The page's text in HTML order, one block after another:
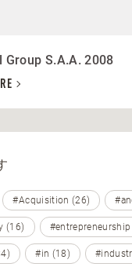
Group S.A.A. 2008
#Acquisition (26)
(16)
#in (18)